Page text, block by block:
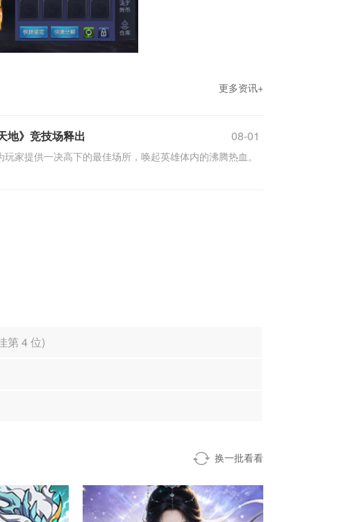
更多资讯+
地》竞技场释出
玩家提供一决高下的最佳场所，唤起英雄体内的沸腾热血。
08-01
第 4 位)
换一批看看